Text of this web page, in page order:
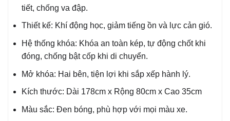
tiết, chống va đập.
Thiết kế: Khí động học, giảm tiếng ồn và lực cản gió.
Hệ thống khóa: Khóa an toàn kép, tự động chốt khi
đóng, chống bật cốp khi di chuyển.
Mở khóa: Hai bên, tiện lợi khi sắp xếp hành lý.
Kích thước: Dài 178cm x Rộng 80cm x Cao 35cm
Màu sắc: Đen bóng, phù hợp với mọi màu xe.